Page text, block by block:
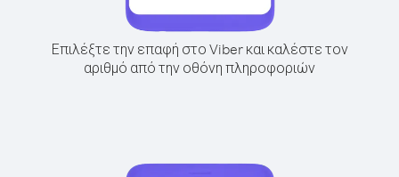
Επιλέξτε την επαφή στο Viber και καλέστε τον
αριθμό από την οθόνη πληροφοριών